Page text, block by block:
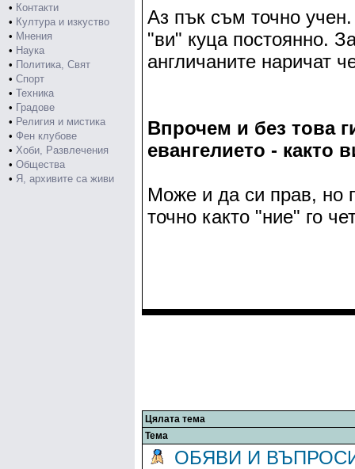
• Контакти
• Култура и изкуство
• Мнения
• Наука
• Политика, Свят
• Спорт
• Техника
• Градове
• Религия и мистика
• Фен клубове
• Хоби, Развлечения
• Общества
• Я, архивите са живи
Аз пък съм точно
"ви" куца постоянно.
англичаните наричат
Впрочем и без това
евангелието - както
Може и да си прав, но
точно както "ние" го
Цялата тема
Тема
ОБЯВИ И